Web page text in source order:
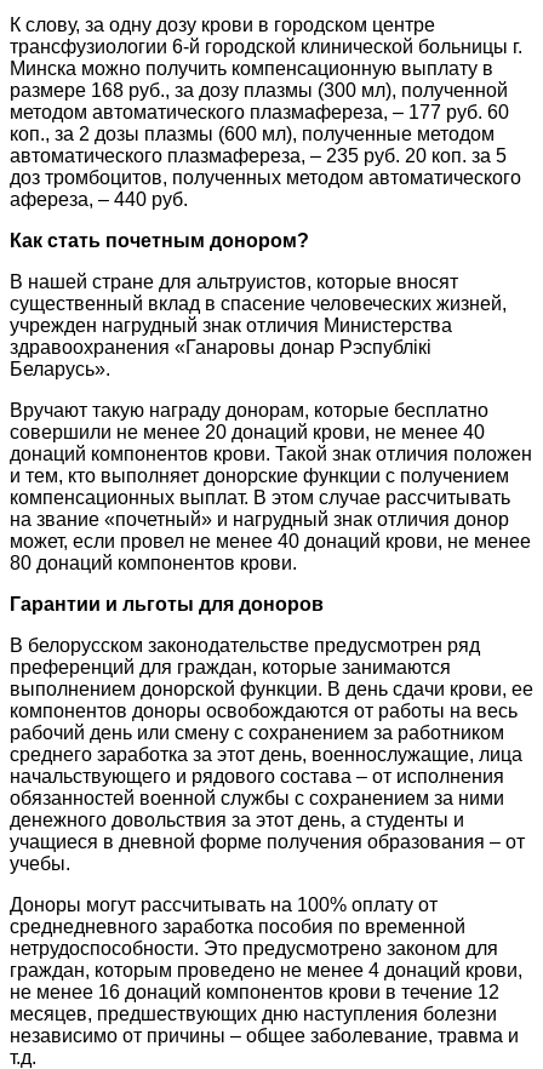
К слову, за одну дозу крови в городском центре
трансфузиологии 6-й городской клинической больницы г.
Минска можно получить компенсационную выплату в
размере 168 руб., за дозу плазмы (300 мл), полученной
методом автоматического плазмафереза, – 177 руб. 60
коп., за 2 дозы плазмы (600 мл), полученные методом
автоматического плазмафереза, – 235 руб. 20 коп. за 5
доз тромбоцитов, полученных методом автоматического
афереза, – 440 руб.
Как стать почетным донором?
В нашей стране для альтруистов, которые вносят
существенный вклад в спасение человеческих жизней,
учрежден нагрудный знак отличия Министерства
здравоохранения «Ганаровы донар Рэспублiкi
Беларусь».
Вручают такую награду донорам, которые бесплатно
совершили не менее 20 донаций крови, не менее 40
донаций компонентов крови. Такой знак отличия положен
и тем, кто выполняет донорские функции с получением
компенсационных выплат. В этом случае рассчитывать
на звание «почетный» и нагрудный знак отличия донор
может, если провел не менее 40 донаций крови, не менее
80 донаций компонентов крови.
Гарантии и льготы для доноров
В белорусском законодательстве предусмотрен ряд
преференций для граждан, которые занимаются
выполнением донорской функции. В день сдачи крови, ее
компонентов доноры освобождаются от работы на весь
рабочий день или смену с сохранением за работником
среднего заработка за этот день, военнослужащие, лица
начальствующего и рядового состава – от исполнения
обязанностей военной службы с сохранением за ними
денежного довольствия за этот день, а студенты и
учащиеся в дневной форме получения образования – от
учебы.
Доноры могут рассчитывать на 100% оплату от
среднедневного заработка пособия по временной
нетрудоспособности. Это предусмотрено законом для
граждан, которым проведено не менее 4 донаций крови,
не менее 16 донаций компонентов крови в течение 12
месяцев, предшествующих дню наступления болезни
независимо от причины – общее заболевание, травма и
т.д.